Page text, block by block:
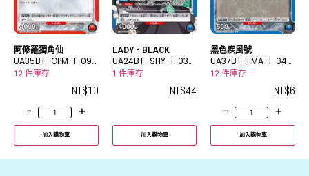
阿修羅獨角仙
UA35BT_OPM-1-092
U
12 件庫存
NT$10
-
+
加入購物車
LADY．BLACK
UA24BT_SHY-1-032
SR
1 件庫存
NT$44
加入購物車
黑色疾風號
UA37BT_FMA-1-044
C
12 件庫存
NT$6
-
+
加入購物車